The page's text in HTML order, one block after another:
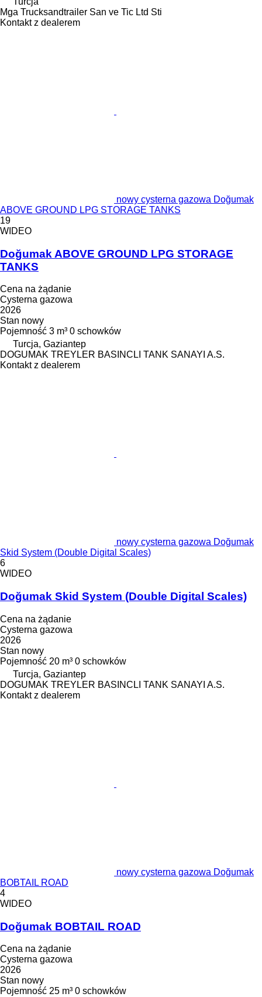
Mga Trucksandtrailer San ve Tic Ltd Sti
Kontakt z dealerem
nowy cysterna gazowa Doğumak
ABOVE GROUND LPG STORAGE TANKS
19
WIDEO
Doğumak ABOVE GROUND LPG STORAGE
TANKS
Cena na żądanie
Cysterna gazowa
2026
Stan nowy
Pojemność 3 m³ 0 schowków
Turcja, Gaziantep
DOGUMAK TREYLER BASINCLI TANK SANAYI A.S.
Kontakt z dealerem
nowy cysterna gazowa Doğumak
Skid System (Double Digital Scales)
6
WIDEO
Doğumak Skid System (Double Digital Scales)
Cena na żądanie
Cysterna gazowa
2026
Stan nowy
Pojemność 20 m³ 0 schowków
Turcja, Gaziantep
DOGUMAK TREYLER BASINCLI TANK SANAYI A.S.
Kontakt z dealerem
nowy cysterna gazowa Doğumak
BOBTAIL ROAD
4
WIDEO
Doğumak BOBTAIL ROAD
Cena na żądanie
Cysterna gazowa
2026
Stan nowy
Pojemność 25 m³ 0 schowków